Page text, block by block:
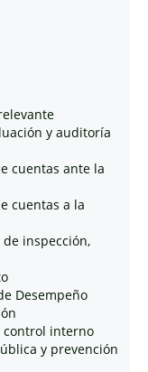
y auditoría
cuentas ante la
cuentas a la
inspección,
Desempeño
control interno
y prevención